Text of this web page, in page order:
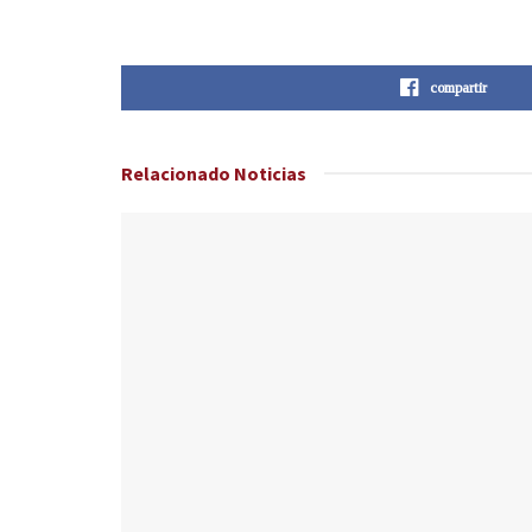
compartir
Relacionado Noticias